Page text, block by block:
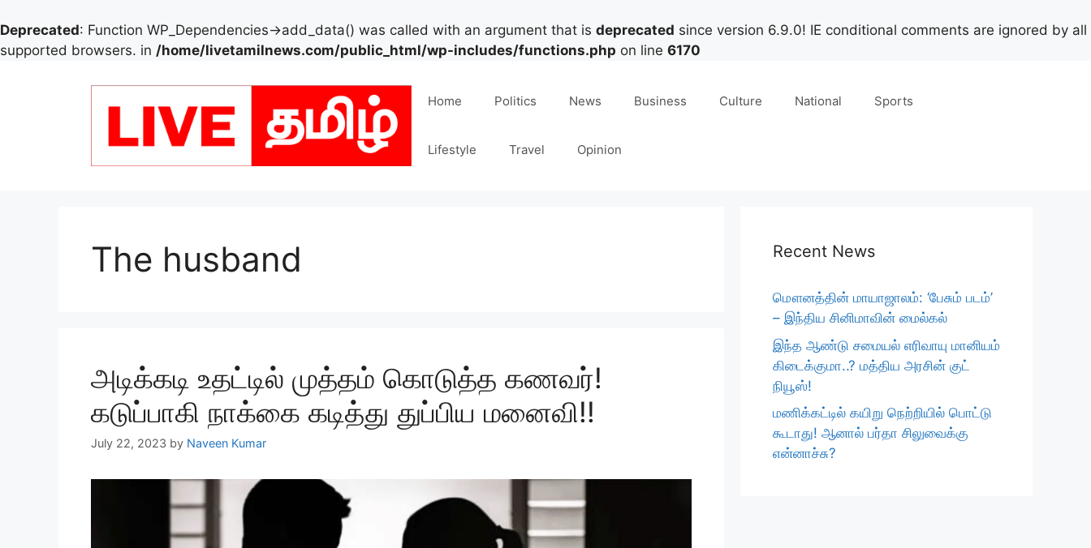
Deprecated: Function WP_Dependencies->add_data() was called with an argument that is deprecated since version 6.9.0! IE conditional comments are ignored by all
supported browsers. in /home/livetamilnews.com/public_html/wp-includes/functions.php on line 6170
Home Politics News Business Culture National Sports
Lifestyle Travel Opinion
The husband
அடிக்கடி உதட்டில் முத்தம் கொடுத்த கணவர்!
கடுப்பாகி நாக்கை கடித்து துப்பிய மனைவி!!
July 22, 2023 by Naveen Kumar
Recent News
மௌனத்தின் மாயாஜாலம்: ‘பேசும் படம்’
– இந்திய சினிமாவின் மைல்கல்
இந்த ஆண்டு சமையல் எரிவாயு மானியம்
கிடைக்குமா..? மத்திய அரசின் குட்
நியூஸ்!
மணிக்கட்டில் கயிறு நெற்றியில் பொட்டு
கூடாது! ஆனால் பர்தா சிலுவைக்கு
என்னாச்சு?